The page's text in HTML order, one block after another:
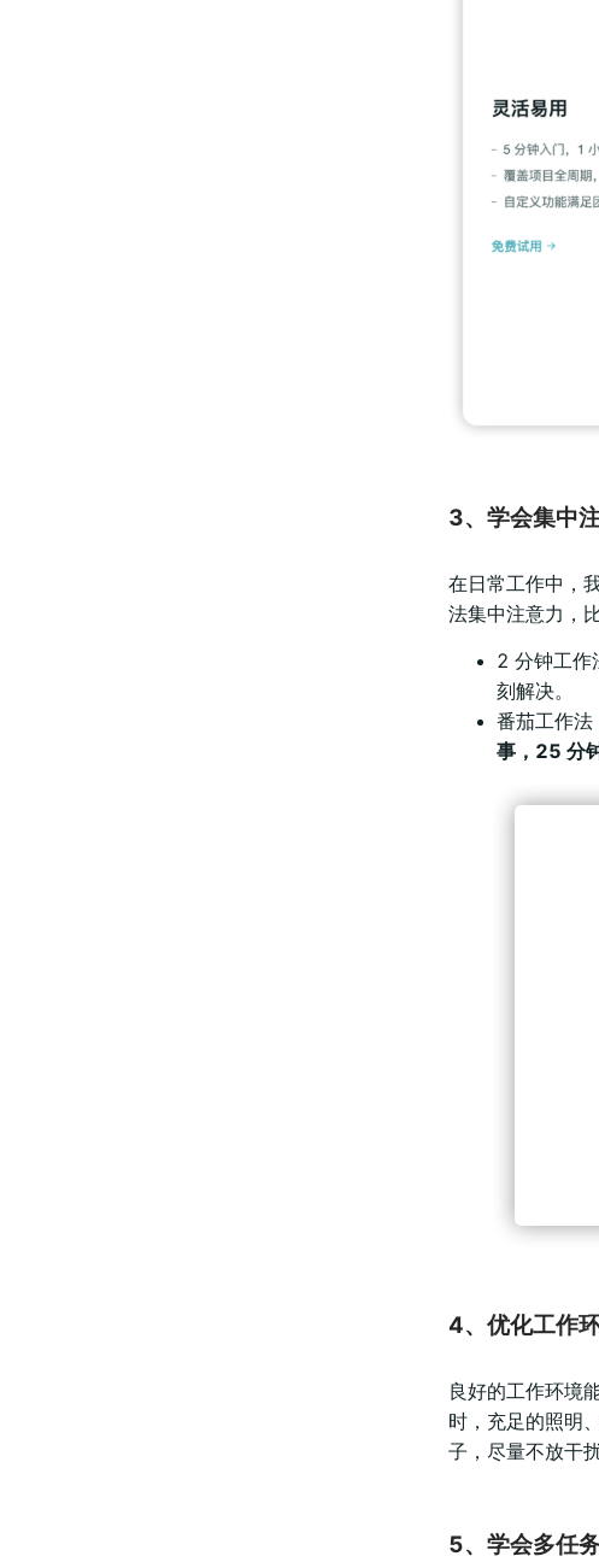
3、学会集中
在日常工作中，
法集中注意力，
2 分钟工作
刻解决。
番茄工作法
事，25 分
4、优化工作
良好的工作环境
时，充足的照明
子，尽量不放干
5、学会多任